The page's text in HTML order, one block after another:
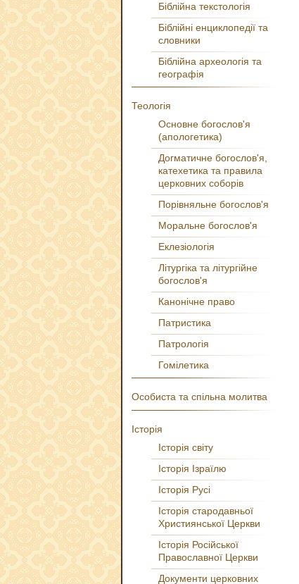
Біблійна текстологія
Біблійні енциклопедії та
словники
Біблійна археологія та
географія
Теологія
Основне богослов'я
(апологетика)
Догматичне богослов'я,
катехетика та правила
церковних соборів
Порівняльне богослов'я
Моральне богослов'я
Еклезіологія
Літургіка та літургійне
богослов'я
Канонічне право
Патристика
Патрологія
Гомілетика
Особиста та спільна молитва
Історія
Історія світу
Історія Ізраїлю
Історія Русі
Історія стародавньої
Християнської Церкви
Історія Російської
Православної Церкви
Документи церковних